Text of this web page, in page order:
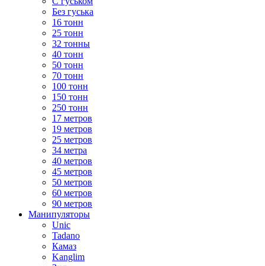
Без гуська
16 тонн
25 тонн
32 тонны
40 тонн
50 тонн
70 тонн
100 тонн
150 тонн
250 тонн
17 метров
19 метров
25 метров
34 метра
40 метров
45 метров
50 метров
60 метров
90 метров
Манипуляторы
Unic
Tadano
Камаз
Kanglim